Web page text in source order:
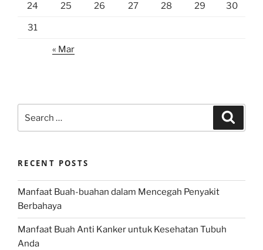
24 25 26 27 28 29 30
31
« Mar
for:
RECENT POSTS
Manfaat Buah-buahan dalam Mencegah Penyakit
Berbahaya
Manfaat Buah Anti Kanker untuk Kesehatan Tubuh
Anda